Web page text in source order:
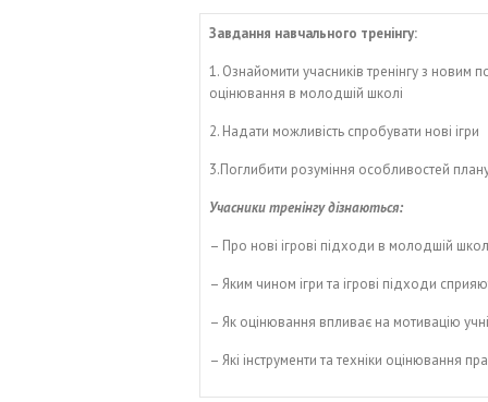
Завдання навчального тренінгу:
1. Ознайомити учасників тренінгу з новим
оцінювання в молодшій школі
2. Надати можливість спробувати нові ігри
3.Поглибити розуміння особливостей
Учасники тренінгу дізнаються:
– Про нові ігрові підходи в молодшій
– Яким чином ігри та ігрові підходи
– Як оцінювання впливає на мотивацію
– Які інструменти та техніки оцінювання